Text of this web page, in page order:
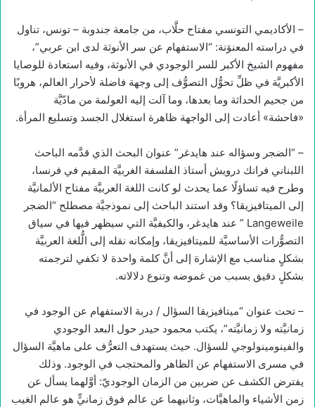
– الأكاديمي التونسي مفتاح حلَّاب، من جامعة جندوبة – تونس، تناول
في دراسته المعنوَنة: “الاستفهام عن سر الأنوثة لدى ابن عربي”،
مفهوم الشيخ الأكبر للسر الوجودي في الأنوثة، وفيه استعادة للوصايا
الأكبريَّة في ظلِّ تحوُّل التصوُّف إلى وجهة فاضلة لأحرار العالم، هروبًا
من جحيم الحداثة وما بعدها، وما آلت إليه العولمة من مادّيَّة
«فاحشة» أعادت إلى الواجهة ظاهرة استغلال الجسد وتسليع المرأة.
– “الضجر وسؤاله عند هايدغر” عنوان البحث الذي قدَّمه الباحث
اللبناني فرانك درويش أستاذ الفلسفة الغربيَّة المقيم في فرنسا،
وطرح فيه تساؤلًا عما يحدث لو كانت اللغة العربيَّة مفتاح الألمانيَّة
إلى الميتافيزيقا؟ وقد استند الباحث إلى نموذجيَّة مصطلح “الضجر
Langeweile ” عند هايدغر، والكيفيَّة التي سيظهر فيها في سياق
التصوُّرات الأساسيَّة للميتافيزيقا، وإمكانه نقله إلى الُّلغة العربيَّة
بشكلٍ مناسب مع الإشارة إلى أنَّ كلمة واحدة لا تكفي لترجمته
بشكلٍ دقيق بسبب من غموضه وتنوع دلالاته.
– تحت عنوان “ميتافيزيقا السؤال / دربة الاستفهام عن الوجود في
زمانيَّته ولا زمانيَّته”، يكتب محمود حيدر حول البعد الوجودي
والفينومينولوجي للسؤال. حيث يستهدف التعرُّف على ماهيَّة السؤال
في مسرى الاستفهام عن الظاهر والمحتجب في الوجود. وذلك
يفترض الكشف عن ضربين من الزمان الوجوديّ: أوَّلهما يسأل عن
زمن الأشياء والماهيَّات، وثانيهما عن عالم فوق زمانيٍّ هو عالم الغيب